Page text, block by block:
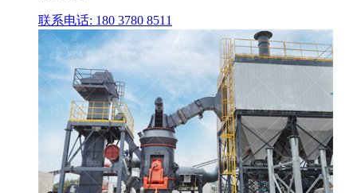
联系电话: 180 3780 8511